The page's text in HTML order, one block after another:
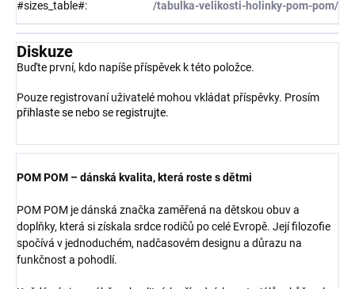
#sizes_table#: /tabulka-velikosti-holinky-pom-pom/
Diskuze
Buďte první, kdo napíše příspěvek k této položce.
Pouze registrovaní uživatelé mohou vkládat příspěvky. Prosím
přihlaste se nebo se registrujte.
POM POM – dánská kvalita, která roste s dětmi
POM POM je dánská značka zaměřená na dětskou obuv a
doplňky, která si získala srdce rodičů po celé Evropě. Její filozofie
spočívá v jednoduchém, nadčasovém designu a důrazu na
funkčnost a pohodlí.